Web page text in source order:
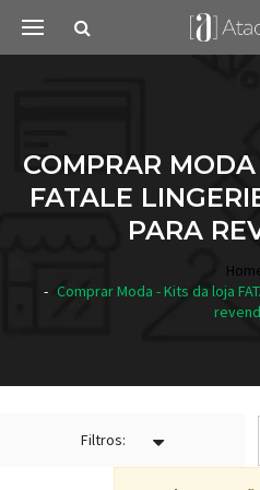
COMPRAR
FATALE
PARA
Comprar Moda - Kits da loja
Filtros: